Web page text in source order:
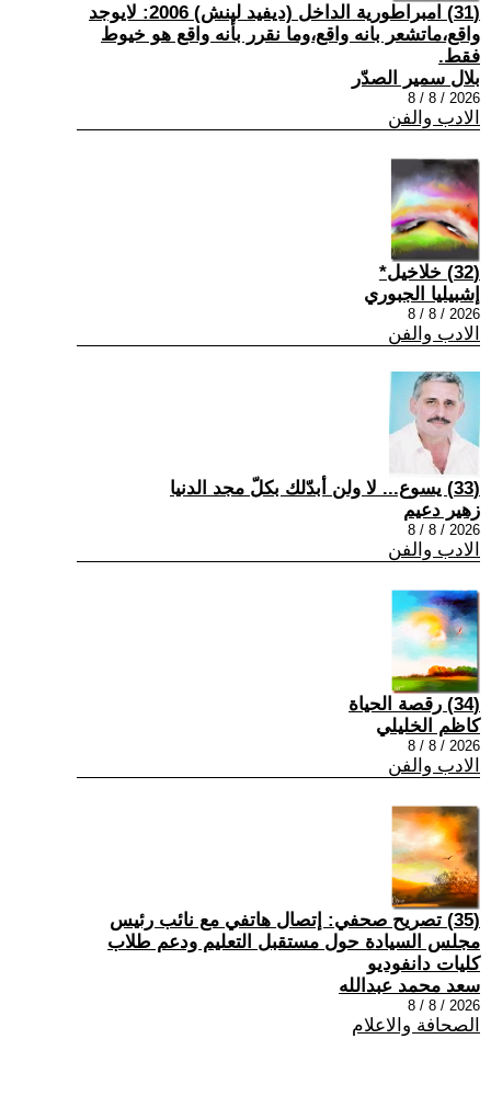
(31) امبراطورية الداخل (ديفيد لينش) 2006: لايوجد
واقع،ماتشعر بانه واقع،وما نقرر بأنه واقع هو خيوط
فقط.
بلال سمير الصدّر
2026 / 8 / 8
الادب والفن
(32) خلاخيل*
إشبيليا الجبوري
2026 / 8 / 8
الادب والفن
(33) يسوع... لا ولن أبدّلك بكلّ مجد الدنيا
زهير دعيم
2026 / 8 / 8
الادب والفن
(34) رقصة الحياة
كاظم الخليلي
2026 / 8 / 8
الادب والفن
(35) تصريح صحفي: إتصال هاتفي مع نائب رئيس
مجلس السيادة حول مستقبل التعليم ودعم طلاب
كليات دانفوديو
سعد محمد عبدالله
2026 / 8 / 8
الصحافة والاعلام